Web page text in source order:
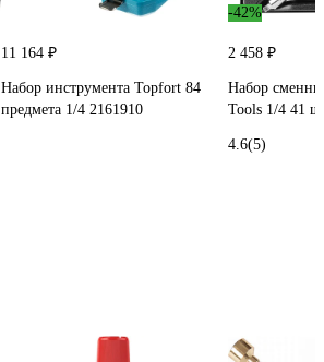
11 164 ₽
Набор инструмента Topfort 84
предмета 1/4 2161910
-42%
2 458 ₽
Набор
Tools 1/4 41
4.6(5)